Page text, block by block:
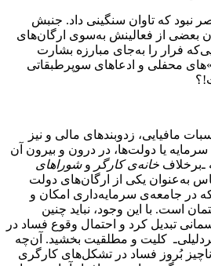
نبود که تاوان سنگینی داد. جنبش
بعضی از فعالینش به‌سوی ارگان‌های
فرار را به‌جای مبارزه بشارت
محفلی و ادعاهای سوپرطبقاتی
مافیایی، زدوبندهای مالی و نیز
یا دولت‌ها، در درون و بیرون آن
خانه‌ی کارگر وشوراهای
به‌عنوان یکی از ارگان‌های دولت
در جامعه‌ی سرمایه‌داری امکان و
است. با این وجود، نباید چنین
تبدیل کرد و احتمال وقوع فساد در
کلیت و مطلقیت بخشید. آن‌چه
بُروز فساد در تشکل‌های کارگری